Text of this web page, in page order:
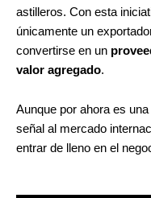
astilleros. Con esta
únicamente un
convertirse en un
valor agregado.
Aunque por ahora es
señal al mercado
entrar de lleno en el